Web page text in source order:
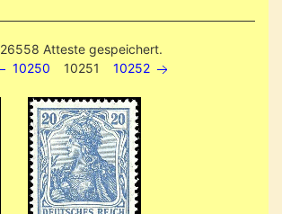
26558 Atteste gespeichert.
10250
10251 10252